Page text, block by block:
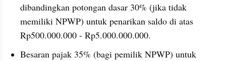
dibandingkan potongan dasar 30% (jika tidak
memiliki NPWP) untuk penarikan saldo di atas
Rp500.000.000 - Rp5.000.000.000.
Besaran pajak 35% (bagi pemilik NPWP) untuk